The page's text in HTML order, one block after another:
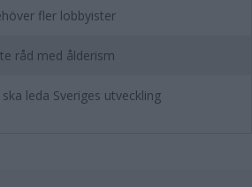
fler lobbyister
råd med ålderism
leda Sveriges utveckling